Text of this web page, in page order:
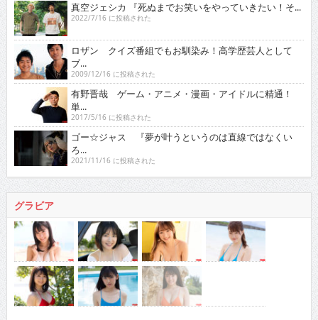
真空ジェシカ 『死ぬまでお笑いをやっていきたい！そ...
2022/7/16 に投稿された
ロザン クイズ番組でもお馴染み！高学歴芸人として
ブ...
2009/12/16 に投稿された
有野晋哉 ゲーム・アニメ・漫画・アイドルに精通！
単...
2017/5/16 に投稿された
ゴー☆ジャス 『夢が叶うというのは直線ではなくい
ろ...
2021/11/16 に投稿された
グラビア